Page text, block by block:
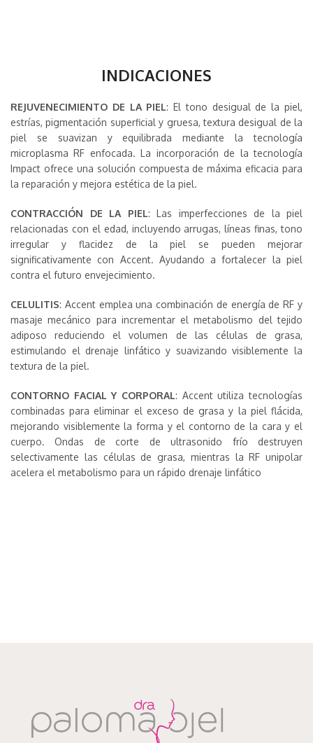
INDICACIONES
REJUVENECIMIENTO DE LA PIEL: El tono desigual de la piel,
estrías, pigmentación superficial y gruesa, textura desigual de la
piel se suavizan y equilibrada mediante la tecnología
microplasma RF enfocada. La incorporación de la tecnología
Impact ofrece una solución compuesta de máxima eficacia para
la reparación y mejora estética de la piel.
CONTRACCIÓN DE LA PIEL: Las imperfecciones de la piel
relacionadas con el edad, incluyendo arrugas, líneas finas, tono
irregular y flacidez de la piel se pueden mejorar
significativamente con Accent. Ayudando a fortalecer la piel
contra el futuro envejecimiento.
CELULITIS: Accent emplea una combinación de energía de RF y
masaje mecánico para incrementar el metabolismo del tejido
adiposo reduciendo el volumen de las células de grasa,
estimulando el drenaje linfático y suavizando visiblemente la
textura de la piel.
CONTORNO FACIAL Y CORPORAL: Accent utiliza tecnologías
combinadas para eliminar el exceso de grasa y la piel flácida,
mejorando visiblemente la forma y el contorno de la cara y el
cuerpo. Ondas de corte de ultrasonido frío destruyen
selectivamente las células de grasa, mientras la RF unipolar
acelera el metabolismo para un rápido drenaje linfático